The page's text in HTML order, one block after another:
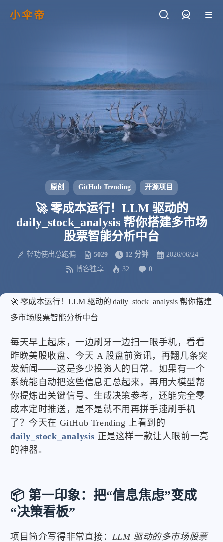
小伞帝
原创 GitHub Trending 开源项目
🚀 零成本运行！LLM 驱动的
daily_stock_analysis 帮你搭建多市场
股票智能分析中台
轻功使出总跑偏 5029 12 分钟
2026/06/24
博客独享
32 0
🚀 零成本运行！LLM 驱动的 daily_stock_analysis 帮你搭建
多市场股票智能分析中台
每天早上起床，一边刷牙一边扫一眼手机，看看
昨晚美股收盘、今天 A 股盘前资讯，再翻几条突
发新闻——这是多少投资人的日常。如果有一个
系统能自动把这些信息汇总起来，再用大模型帮
你提炼出关键信号、生成决策参考，还能完全零
成本定时推送，是不是就不用再拼手速刷手机
了？今天在 GitHub Trending 上看到的
daily_stock_analysis 正是这样一款让人眼前一亮
的神器。
📦 第一印象：把“信息焦虑”变成
“决策看板”
项目简介写得非常直接： LLM 驱动的多市场股票